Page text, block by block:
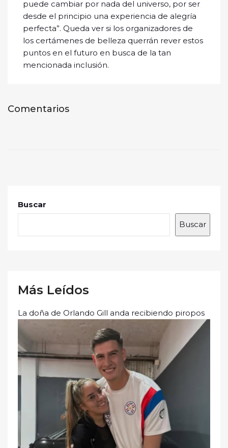
puede cambiar por nada del universo, por ser
desde el principio una experiencia de alegría
perfecta”. Queda ver si los organizadores de
los certámenes de belleza querrán rever estos
puntos en el futuro en busca de la tan
mencionada inclusión.
Comentarios
Buscar
Buscar
Más Leídos
La doña de Orlando Gill anda recibiendo piropos